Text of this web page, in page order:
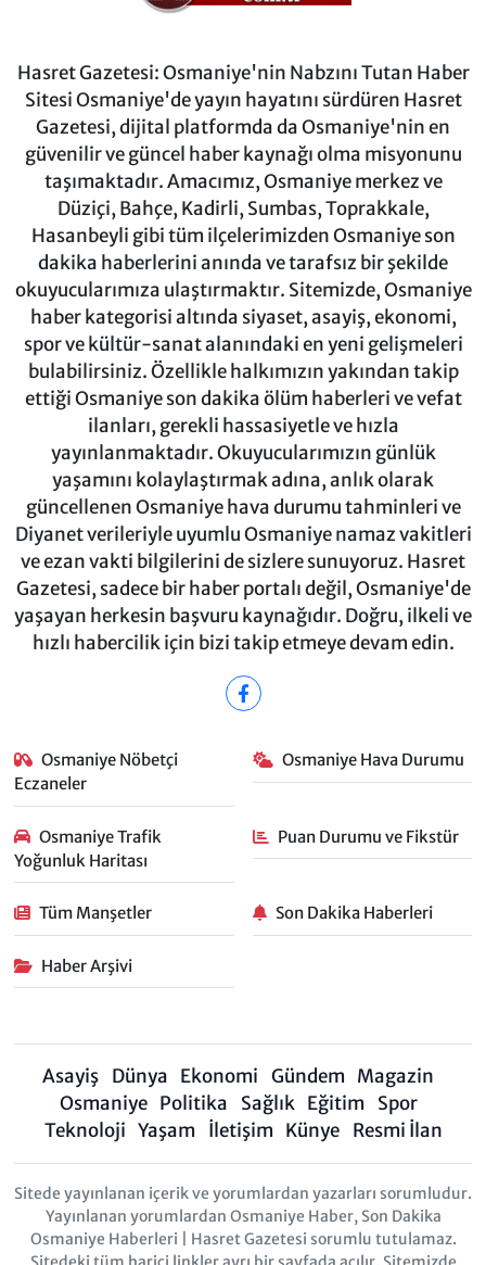
Hasret Gazetesi: Osmaniye'nin Nabzını Tutan Haber
Sitesi Osmaniye'de yayın hayatını sürdüren Hasret
Gazetesi, dijital platformda da Osmaniye'nin en
güvenilir ve güncel haber kaynağı olma misyonunu
taşımaktadır. Amacımız, Osmaniye merkez ve
Düziçi, Bahçe, Kadirli, Sumbas, Toprakkale,
Hasanbeyli gibi tüm ilçelerimizden Osmaniye son
dakika haberlerini anında ve tarafsız bir şekilde
okuyucularımıza ulaştırmaktır. Sitemizde, Osmaniye
haber kategorisi altında siyaset, asayiş, ekonomi,
spor ve kültür-sanat alanındaki en yeni gelişmeleri
bulabilirsiniz. Özellikle halkımızın yakından takip
ettiği Osmaniye son dakika ölüm haberleri ve vefat
ilanları, gerekli hassasiyetle ve hızla
yayınlanmaktadır. Okuyucularımızın günlük
yaşamını kolaylaştırmak adına, anlık olarak
güncellenen Osmaniye hava durumu tahminleri ve
Diyanet verileriyle uyumlu Osmaniye namaz vakitleri
ve ezan vakti bilgilerini de sizlere sunuyoruz. Hasret
Gazetesi, sadece bir haber portalı değil, Osmaniye'de
yaşayan herkesin başvuru kaynağıdır. Doğru, ilkeli ve
hızlı habercilik için bizi takip etmeye devam edin.
Osmaniye Nöbetçi
Eczaneler
Osmaniye Hava Durumu
Osmaniye Trafik
Yoğunluk Haritası
Puan Durumu ve Fikstür
Tüm Manşetler Son Dakika Haberleri
Haber Arşivi
Asayiş Dünya Ekonomi Gündem Magazin
Osmaniye Politika Sağlık Eğitim
Spor
Teknoloji Yaşam İletişim Künye Resmi İlan
Sitede yayınlanan içerik ve yorumlardan yazarları sorumludur.
Yayınlanan yorumlardan Osmaniye Haber, Son Dakika
Osmaniye Haberleri | Hasret Gazetesi sorumlu tutulamaz.